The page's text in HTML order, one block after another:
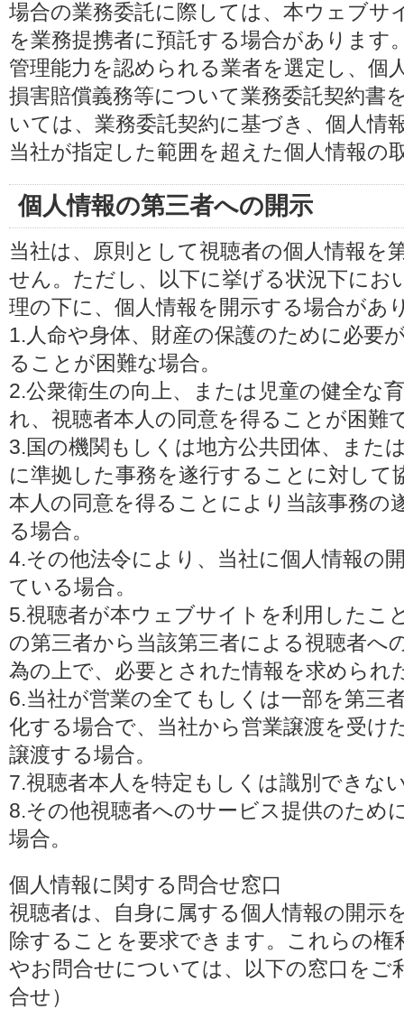
場合の業務委託に際しては、本ウェブサ
を業務提携者に預託する場合があります
管理能力を認められる業者を選定し、個
損害賠償義務等について業務委託契約書
いては、業務委託契約に基づき、個人情
当社が指定した範囲を超えた個人情報の
個人情報の第三者への開示
当社は、原則として視聴者の個人情報を
せん。ただし、以下に挙げる状況下にお
理の下に、個人情報を開示する場合があ
1.人命や身体、財産の保護のために必要
ることが困難な場合。
2.公衆衛生の向上、または児童の健全な
れ、視聴者本人の同意を得ることが困難
3.国の機関もしくは地方公共団体、また
に準拠した事務を遂行することに対して
本人の同意を得ることにより当該事務の
る場合。
4.その他法令により、当社に個人情報の
ている場合。
5.視聴者が本ウェブサイトを利用したこ
の第三者から当該第三者による視聴者へ
為の上で、必要とされた情報を求められ
6.当社が営業の全てもしくは一部を第三
化する場合で、当社から営業譲渡を受け
譲渡する場合。
7.視聴者本人を特定もしくは識別できな
8.その他視聴者へのサービス提供のため
場合。
個人情報に関する問合せ窓口
視聴者は、自身に属する個人情報の開示
除することを要求できます。これらの権
やお問合せについては、以下の窓口をご
合せ）